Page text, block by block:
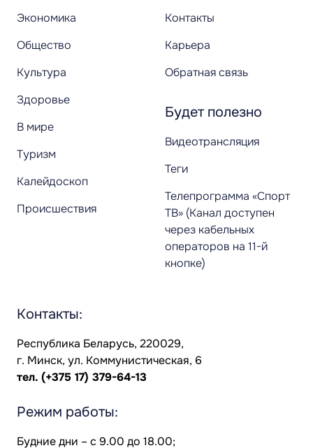
Экономика
Общество
Культура
Здоровье
В мире
Туризм
Калейдоскоп
Происшествия
Контакты
Карьера
Обратная связь
Будет полезно
Видеотрансляция
Теги
Телепрограмма «Спорт
ТВ» (Канал доступен
через кабельных
операторов на 11-й
кнопке)
Контакты:
Республика Беларусь, 220029,
г. Минск, ул. Коммунистическая, 6
тел. (+375 17) 379-64-13
Режим работы:
Будние дни – с 9.00 до 18.00;